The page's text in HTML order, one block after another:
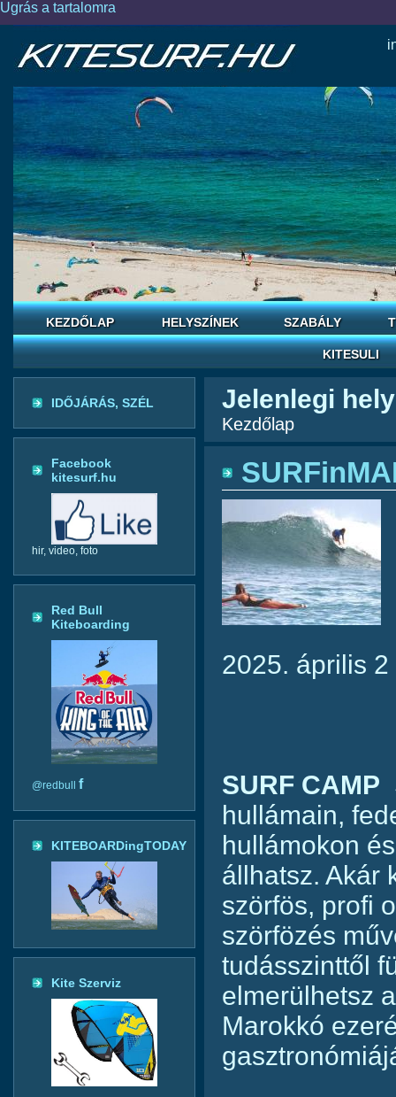
Ugrás a tartalomra
KEZDŐLAP HELYSZÍNEK SZABÁLY
KITESULI
IDŐJÁRÁS, SZÉL
Facebook
kitesurf.hu
hir, video, foto
Red Bull
Kiteboarding
@redbull f
KITEBOARDingTODAY
Kite Szerviz
Jelenlegi hely
Kezdőlap
2025. április 2
SURF CAMP
hullámain,
hullámokon
állhatsz. Akár
szörfös, profi
szörfözés
tudásszinttől
elmerülhetsz
Marokkó